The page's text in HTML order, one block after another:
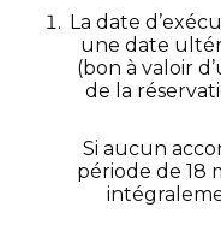
La date
une date
(bon à valoir
de la
Si aucun
période de 18